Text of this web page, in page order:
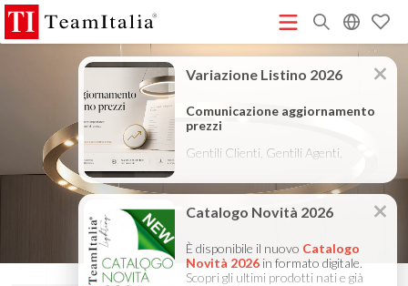
R
(513K) Catalogo Novità 2026
DECORATIVE
CATALOGUE 2025(12M) TECHNICAL CATALOGUE 2025
COMPANY PROFILE ITA COMPANY PROFILE GB(3M) COMPANY
PROFILE DE(3M) StarTeam 1 (introduzione)
(prodotto)(15M) ★Istruzioni Touch-Dim e Sincronizzazione (110K)